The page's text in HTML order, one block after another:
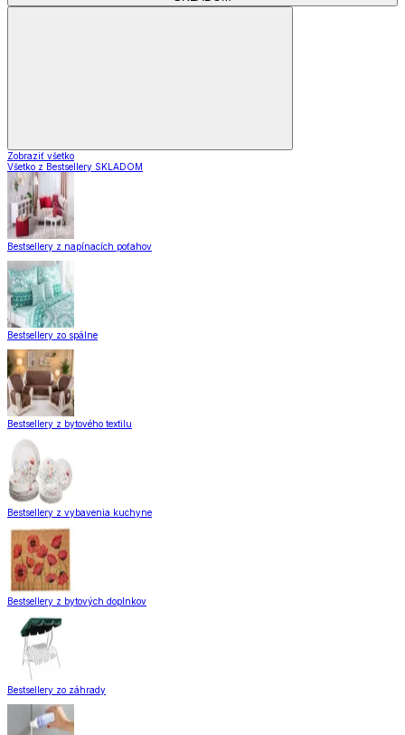
Zobraziť všetko
Všetko z Bestsellery SKLADOM
Bestsellery z napínacích poťahov
Bestsellery zo spálne
Bestsellery z bytového textilu
Bestsellery z vybavenia kuchyne
Bestsellery z bytových doplnkov
Bestsellery zo záhrady